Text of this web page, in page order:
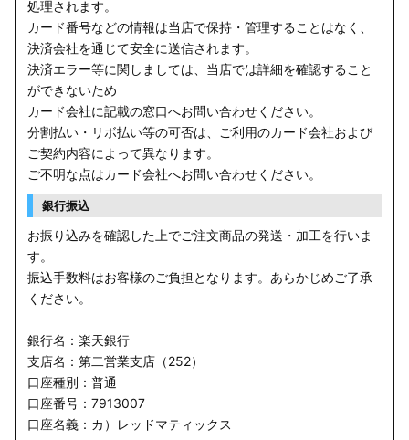
処理されます。
カード番号などの情報は当店で保持・管理することはなく、
決済会社を通じて安全に送信されます。
決済エラー等に関しましては、当店では詳細を確認すること
ができないため
カード会社に記載の窓口へお問い合わせください。
分割払い・リボ払い等の可否は、ご利用のカード会社および
ご契約内容によって異なります。
ご不明な点はカード会社へお問い合わせください。
銀行振込
お振り込みを確認した上でご注文商品の発送・加工を行いま
す。
振込手数料はお客様のご負担となります。あらかじめご了承
ください。
銀行名：楽天銀行
支店名：第二営業支店（252）
口座種別：普通
口座番号：7913007
口座名義：カ）レッドマティックス